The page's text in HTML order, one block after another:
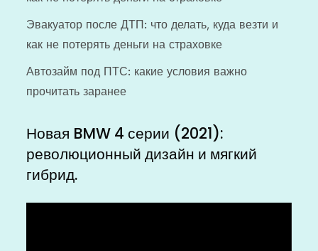
Эвакуатор после ДТП: что делать, куда везти и
как не потерять деньги на страховке
Автозайм под ПТС: какие условия важно
прочитать заранее
Новая BMW 4 серии (2021):
революционный дизайн и мягкий
гибрид.